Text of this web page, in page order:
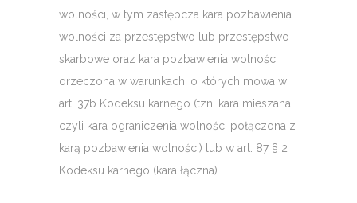
wolności, w tym zastępcza kara pozbawienia
wolności za przestępstwo lub przestępstwo
skarbowe oraz kara pozbawienia wolności
orzeczona w warunkach, o których mowa w
art. 37b Kodeksu karnego (tzn. kara mieszana
czyli kara ograniczenia wolności połączona z
karą pozbawienia wolności) lub w art. 87 § 2
Kodeksu karnego (kara łączna).